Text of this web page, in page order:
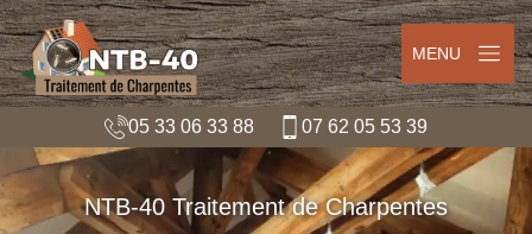
MENU
05 33 06 33 88 07 62 05 53 39
NTB-40 Traitement de Charpentes